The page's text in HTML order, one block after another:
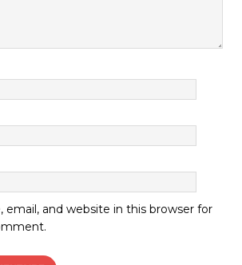
email, and website in this browser for